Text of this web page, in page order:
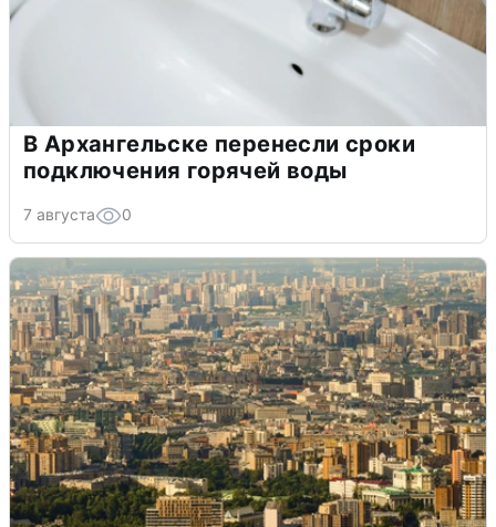
В Архангельске перенесли сроки
подключения горячей воды
7 августа 0